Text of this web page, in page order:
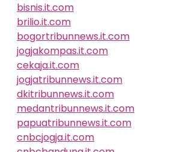
bisnis.it.com
brilio.it.com
bogortribunnews.it.com
jogjakompas.it.com
cekaja.it.com
jogjatribunnews.it.com
dkitribunnews.it.com
medantribunnews.it.com
papuatribunnews.it.com
cnbcjogja.it.com